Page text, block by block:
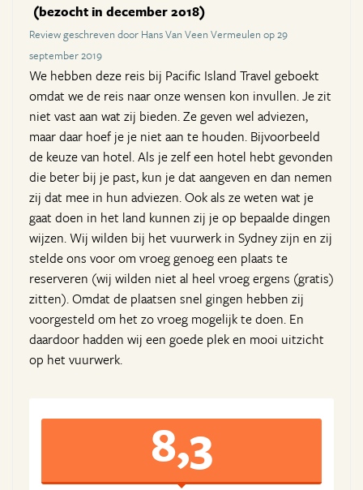
(bezocht in december 2018)
Review geschreven door Hans Van Veen Vermeulen op 29
september 2019
We hebben deze reis bij Pacific Island Travel geboekt
omdat we de reis naar onze wensen kon invullen. Je zit
niet vast aan wat zij bieden. Ze geven wel adviezen,
maar daar hoef je je niet aan te houden. Bijvoorbeeld
de keuze van hotel. Als je zelf een hotel hebt gevonden
die beter bij je past, kun je dat aangeven en dan nemen
zij dat mee in hun adviezen. Ook als ze weten wat je
gaat doen in het land kunnen zij je op bepaalde dingen
wijzen. Wij wilden bij het vuurwerk in Sydney zijn en zij
stelde ons voor om vroeg genoeg een plaats te
reserveren (wij wilden niet al heel vroeg ergens (gratis)
zitten). Omdat de plaatsen snel gingen hebben zij
voorgesteld om het zo vroeg mogelijk te doen. En
daardoor hadden wij een goede plek en mooi uitzicht
op het vuurwerk.
8,3